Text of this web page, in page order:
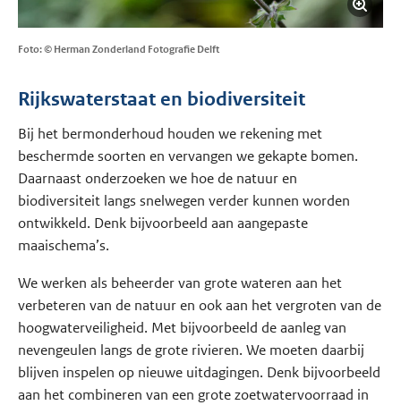
Foto: © Herman Zonderland Fotografie Delft
Rijkswaterstaat en biodiversiteit
Bij het bermonderhoud houden we rekening met
beschermde soorten en vervangen we gekapte bomen.
Daarnaast onderzoeken we hoe de natuur en
biodiversiteit langs snelwegen verder kunnen worden
ontwikkeld. Denk bijvoorbeeld aan aangepaste
maaischema’s.
We werken als beheerder van grote wateren aan het
verbeteren van de natuur en ook aan het vergroten van de
hoogwaterveiligheid. Met bijvoorbeeld de aanleg van
nevengeulen langs de grote rivieren. We moeten daarbij
blijven inspelen op nieuwe uitdagingen. Denk bijvoorbeeld
aan het combineren van een grote zoetwatervoorraad in